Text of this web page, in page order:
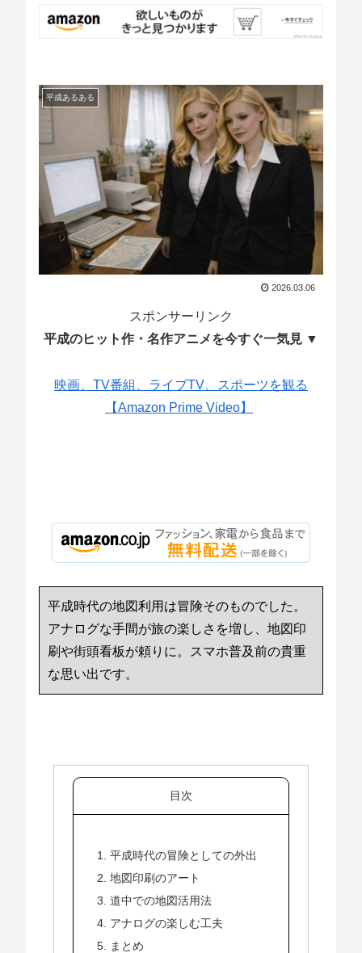
平成あるある
2026.03.06
スポンサーリンク
平成のヒット作・名作アニメを今すぐ一気見 ▼
映画、TV番組、ライブTV、スポーツを観る
【Amazon Prime Video】
平成時代の地図利用は冒険そのものでした。
アナログな手間が旅の楽しさを増し、地図印
刷や街頭看板が頼りに。スマホ普及前の貴重
な思い出です。
目次
1. 平成時代の冒険としての外出
2. 地図印刷のアート
3. 道中での地図活用法
4. アナログの楽しむ工夫
5. まとめ